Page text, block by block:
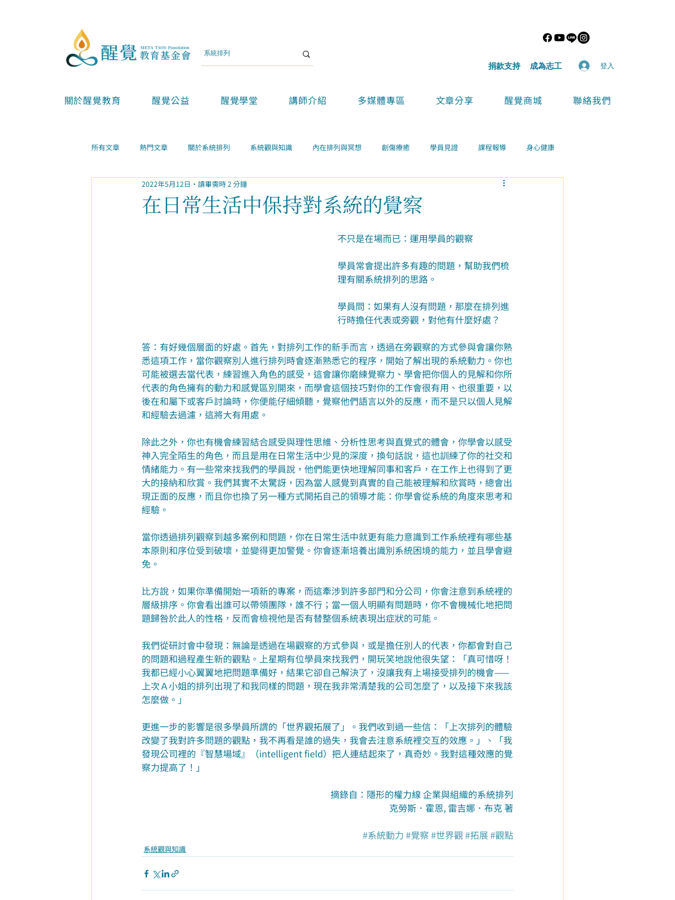
​捐款支持 ​成為志工 登入
關於醒覺教育 醒覺公益 醒覺學堂 講師介紹 多媒體專區 文章分享 醒覺商城 聯絡我們
所有文章 熱門文章 關於系統排列 系統觀與知識 內在排列與冥想 創傷療癒 學員見證 課程報導 身心健康
金錢事業 家庭關係
在日常生活中保持對系統的覺察
2022年5月12日 讀畢需時 2 分鐘
不只是在場而已：運用學員的觀察
學員常會提出許多有趣的問題，幫助我們梳
理有關系統排列的思路。
學員問：如果有人沒有問題，那麼在排列進
行時擔任代表或旁觀，對他有什麼好處？
答：有好幾個層面的好處。首先，對排列工作的新手而言，透過在旁觀察的方式參與會讓你熟
悉這項工作，當你觀察別人進行排列時會逐漸熟悉它的程序，開始了解出現的系統動力。你也
可能被選去當代表，練習進入角色的感受，這會讓你磨練覺察力、學會把你個人的見解和你所
代表的角色擁有的動力和感覺區別開來，而學會這個技巧對你的工作會很有用、也很重要，以
後在和屬下或客戶討論時，你便能仔細傾聽，覺察他們語言以外的反應，而不是只以個人見解
和經驗去過濾，這將大有用處。
除此之外，你也有機會練習結合感受與理性思維、分析性思考與直覺式的體會，你學會以感受
神入完全陌生的角色，而且是用在日常生活中少見的深度，換句話說，這也訓練了你的社交和
情緒能力。有一些常來找我們的學員說，他們能更快地理解同事和客戶，在工作上也得到了更
大的接納和欣賞。我們其實不太驚訝，因為當人感覺到真實的自己能被理解和欣賞時，總會出
現正面的反應，而且你也換了另一種方式開拓自己的領導才能：你學會從系統的角度來思考和
經驗。
當你透過排列觀察到越多案例和問題，你在日常生活中就更有能力意識到工作系統裡有哪些基
本原則和序位受到破壞，並變得更加警覺。你會逐漸培養出識別系統困境的能力，並且學會避
免。
比方說，如果你準備開始一項新的專案，而這牽涉到許多部門和分公司，你會注意到系統裡的
層級排序。你會看出誰可以帶領團隊，誰不行；當一個人明顯有問題時，你不會機械化地把問
題歸咎於此人的性格，反而會檢視他是否有替整個系統表現出症狀的可能。
我們從研討會中發現：無論是透過在場觀察的方式參與，或是擔任別人的代表，你都會對自己
的問題和過程產生新的觀點。上星期有位學員來找我們，開玩笑地說他很失望：「真可惜呀！
我都已經小心翼翼地把問題準備好，結果它卻自己解決了，沒讓我有上場接受排列的機會——
上次Ａ小姐的排列出現了和我同樣的問題，現在我非常清楚我的公司怎麼了，以及接下來我該
怎麼做。」
更進一步的影響是很多學員所謂的「世界觀拓展了」。我們收到過一些信：「上次排列的體驗
改變了我對許多問題的觀點，我不再看是誰的過失，我會去注意系統裡交互的效應。」、「我
發現公司裡的『智慧場域』（intelligent field）把人連結起來了，真奇妙。我對這種效應的覺
察力提高了！」
摘錄自：隱形的權力線 企業與組織的系統排列
克勞斯．霍恩, 雷吉娜．布克 著
#系統動力#覺察#世界觀#拓展#觀點
系統觀與知識